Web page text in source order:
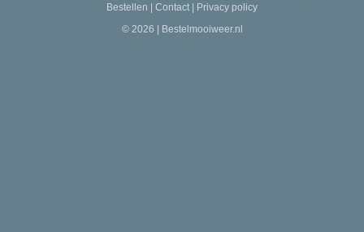
Bestellen | Contact | Privacy policy
© 2026 | Bestelmooiweer.nl